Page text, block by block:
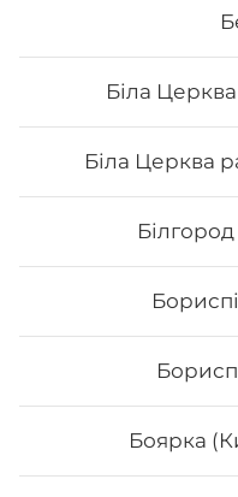
Біла
Біла Церква
Боярка
обирайте страви, які
Акція тижня
Вега роли